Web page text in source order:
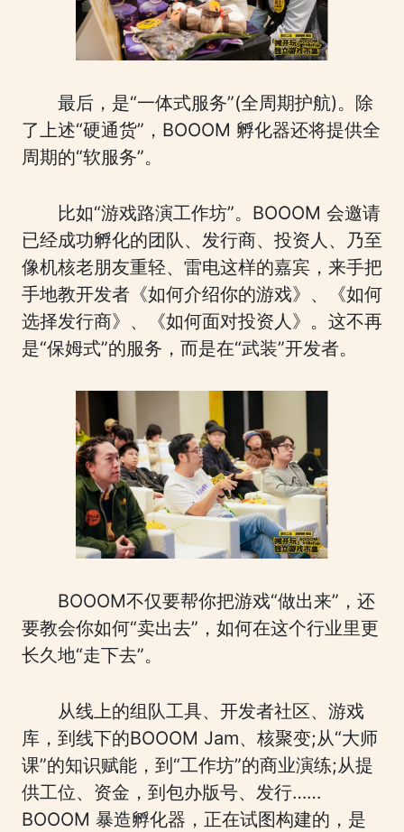
最后，是“一体式服务”(全周期护航)。除
了上述“硬通货”，BOOOM 孵化器还将提供全
周期的“软服务”。
比如“游戏路演工作坊”。BOOOM 会邀请
已经成功孵化的团队、发行商、投资人、乃至
像机核老朋友重轻、雷电这样的嘉宾，来手把
手地教开发者《如何介绍你的游戏》、《如何
选择发行商》、《如何面对投资人》。这不再
是“保姆式”的服务，而是在“武装”开发者。
BOOOM不仅要帮你把游戏“做出来”，还
要教会你如何“卖出去”，如何在这个行业里更
长久地“走下去”。
从线上的组队工具、开发者社区、游戏
库，到线下的BOOOM Jam、核聚变;从“大师
课”的知识赋能，到“工作坊”的商业演练;从提
供工位、资金，到包办版号、发行……
BOOOM 暴造孵化器，正在试图构建的，是